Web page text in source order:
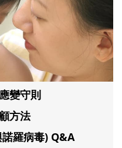
變守則
方法
羅病毒) Q&A